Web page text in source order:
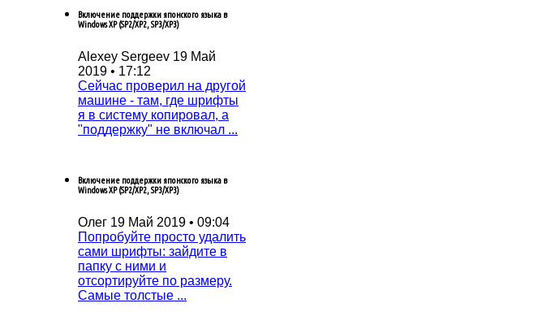
Включение поддержки японского языка в
Windows XP (SP2/XP2, SP3/XP3)
Alexey Sergeev 19 Май
2019 • 17:12
Сейчас проверил на другой
машине - там, где шрифты
я в систему копировал, а
"поддержку" не включал ...
Включение поддержки японского языка в
Windows XP (SP2/XP2, SP3/XP3)
Олег 19 Май 2019 • 09:04
Попробуйтe просто удалить
сами шрифты: зайдитe в
папку с ними и
отсортируйтe по размeру.
Самыe толстыe ...